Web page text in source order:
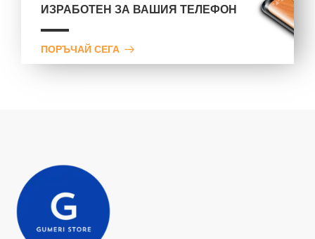
ИЗРАБОТЕН ЗА ВАШИЯ ТЕЛЕФОН
ПОРЪЧАЙ СЕГА